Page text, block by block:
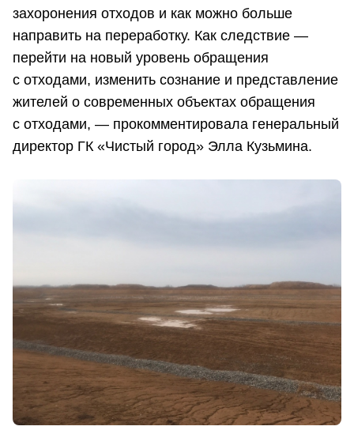
захоронения отходов и как можно больше
направить на переработку. Как следствие —
перейти на новый уровень обращения
с отходами, изменить сознание и представление
жителей о современных объектах обращения
с отходами, — прокомментировала генеральный
директор ГК «Чистый город» Элла Кузьмина.